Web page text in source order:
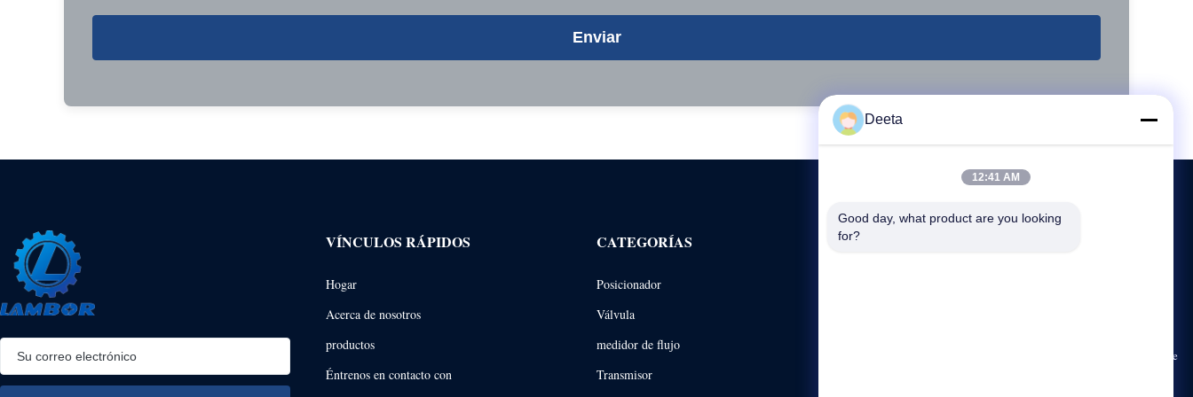
Enviar
VÍNCULOS RÁPIDOS
Hogar
Acerca de nosotros
productos
Éntrenos en contacto con
CATEGORÍAS
Posicionador
Válvula
medidor de flujo
Transmisor
Edificio 2, Xingyuehui, calle Laifengwu No. 56, distrito de
Deeta
12:41 AM
Good day, what product are you looking
for?